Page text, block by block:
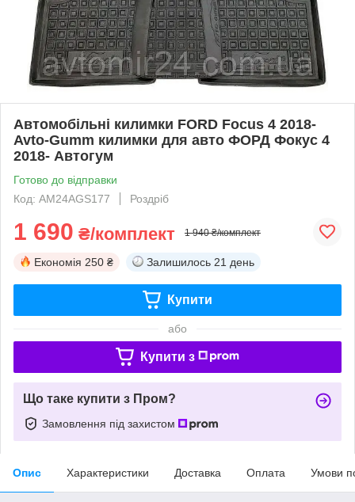
Автомобільні килимки FORD Focus 4 2018-
Avto-Gumm килимки для авто ФОРД Фокус 4
2018- Автогум
Готово до відправки
Код: AM24AGS177
Роздріб
1 690 ₴/комплект 1 940 ₴/комплект
Економія 250 ₴ Залишилось 21 день
Купити
або
Купити з
Що таке купити з Пром?
Замовлення під захистом
Опис Характеристики Доставка Оплата Умови